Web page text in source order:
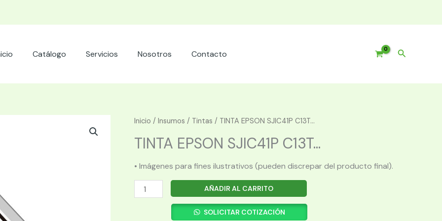
Catálogo Servicios Nosotros Contacto Buscar
Inicio / Insumos / Tintas / TINTA EPSON SJIC41P C13T...
TINTA EPSON SJIC41P C13T...
• Imágenes para fines ilustrativos (pueden discrepar del producto final).
TINTA
EPSON
AÑADIR AL CARRITO
SOLICITAR COTIZACIÓN